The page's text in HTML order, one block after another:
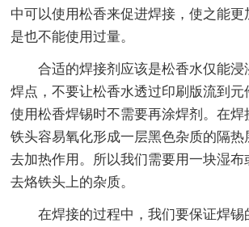
中可以使用松香来促进焊接，使之能更
是也不能使用过量。
合适的焊接剂应该是松香水仅能浸
焊点，不要让松香水透过印刷版流到元
使用松香焊锡时不需要再涂焊剂。在焊
铁头容易氧化形成一层黑色杂质的隔热
去加热作用。所以我们需要用一块湿布
去烙铁头上的杂质。
在焊接的过程中，我们要保证焊锡